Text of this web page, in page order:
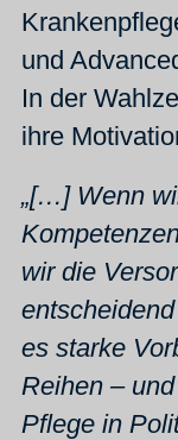
und
In der
ihre
„[…] Wenn
wir die
es starke
Reihen –
Pflege in